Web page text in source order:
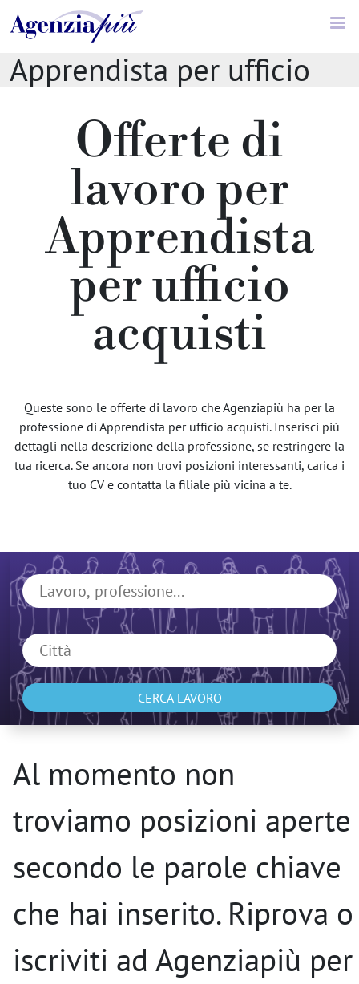
Offerte di lavoro //
Apprendista per ufficio
acquistiOfferte di
lavoro per
Apprendista
per ufficio
acquisti
Queste sono le offerte di lavoro che Agenziapiù ha per la
professione di Apprendista per ufficio acquisti. Inserisci più
dettagli nella descrizione della professione, se restringere la
tua ricerca. Se ancora non trovi posizioni interessanti, carica i
tuo CV e contatta la filiale più vicina a te.
CERCA LAVORO
Al momento non
troviamo posizioni aperte
secondo le parole chiave
che hai inserito. Riprova o
iscriviti ad Agenziapiù per